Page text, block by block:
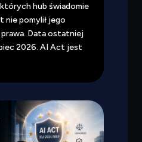
hub świadomie
nie pomylił jego
prawa. Data ostatniej
2026. AI Act jest